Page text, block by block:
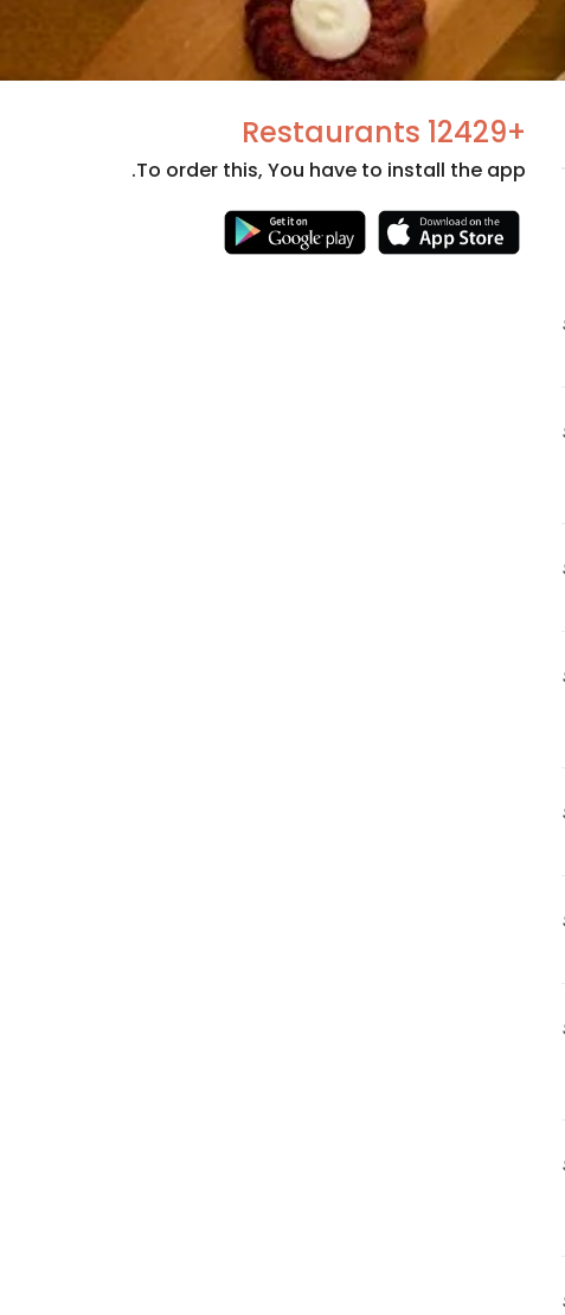
+12429 Restaurants
To order this, You have to install the app.